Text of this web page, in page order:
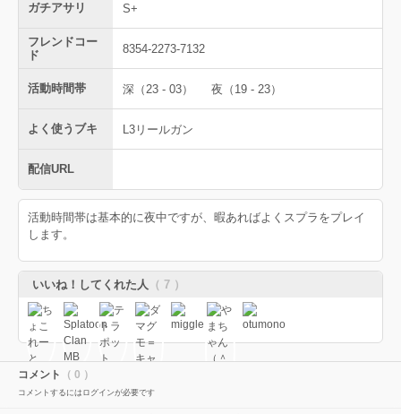
ガチアサリ S+
フレンドコー
ド
8354-2273-7132
活動時間帯 深（23 - 03） 夜（19 - 23）
よく使うブキ L3リールガン
配信URL
活動時間帯は基本的に夜中ですが、暇あればよくスプラをプレイ
します。
いいね！してくれた人 （ 7 ）
コメント （ 0 ）
コメントするにはログインが必要です